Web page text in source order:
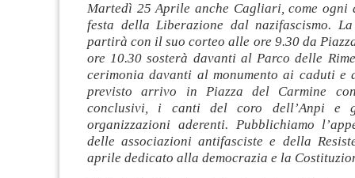
Martedì 25 Aprile anche Cagliari, come ogni
festa della Liberazione dal nazifascismo. La
partirà con il suo corteo alle ore 9.30 da
ore 10.30 sosterà davanti al Parco delle
cerimonia davanti al monumento ai caduti e
previsto arrivo in Piazza del Carmine
conclusivi, i canti del coro dell’Anpi e
organizzazioni aderenti. Pubblichiamo
delle associazioni antifasciste e della
aprile dedicato alla democrazia e la